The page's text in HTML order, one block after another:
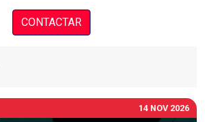
CONTACTAR
14 NOV 2026